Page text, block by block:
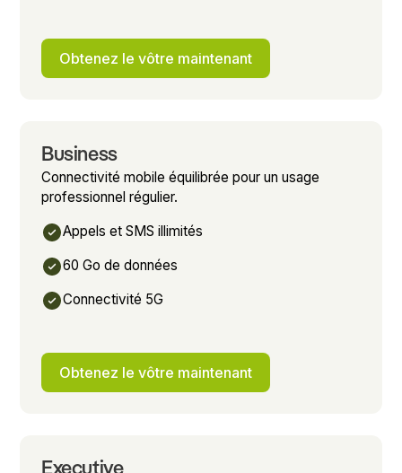
Obtenez le vôtre maintenant
Business
Connectivité mobile équilibrée pour un usage
professionnel régulier.
Appels et SMS illimités
60 Go de données
Connectivité 5G
Obtenez le vôtre maintenant